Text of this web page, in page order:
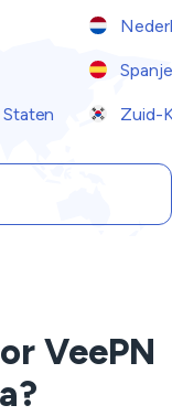
Spanje
Zuid-
VeePN